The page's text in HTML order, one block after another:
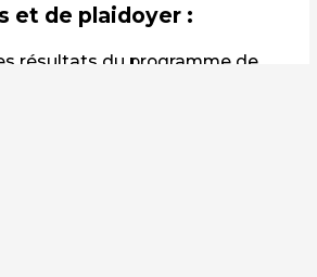
et de plaidoyer :
résultats du programme de